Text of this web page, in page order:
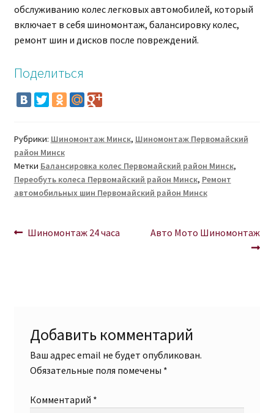
обслуживанию колес легковых автомобилей, который
включает в себя шиномонтаж, балансировку колес,
ремонт шин и дисков после повреждений.
Поделиться
Рубрики: Шиномонтаж Минск, Шиномонтаж Первомайский
район Минск
Метки Балансировка колес Первомайский район Минск,
Переобуть колеса Первомайский район Минск, Ремонт
автомобильных шин Первомайский район Минск
Навигация
Предыдущая
Шиномонтаж 24 часа
Следующая
Авто Мото Шиномонтаж
Добавить комментарий
Ваш адрес email не будет опубликован.
Обязательные поля помечены *
Комментарий *